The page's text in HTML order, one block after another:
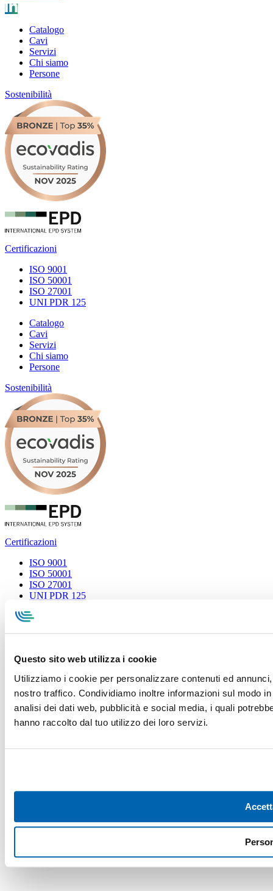
Questo sito web utilizza i cookie
Utilizziamo i cookie per personalizzare contenuti ed
nostro traffico. Condividiamo inoltre informazioni sul modo
analisi dei dati web, pubblicità e social media, i quali
hanno raccolto dal tuo utilizzo dei loro servizi.
Catalogo
Cavi
Servizi
Chi siamo
Persone
Sostenibilità
Certificazioni
ISO 9001
ISO 50001
ISO 27001
UNI PDR 125
Catalogo
Cavi
Servizi
Chi siamo
Persone
Sostenibilità
Certificazioni
ISO 9001
ISO 50001
ISO 27001
UNI PDR 125
Privacy Policy